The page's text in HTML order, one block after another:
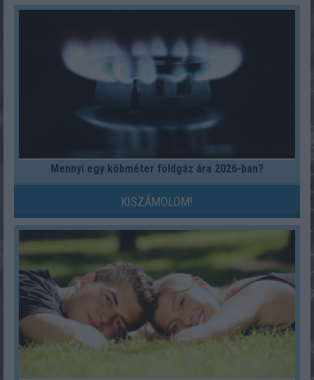
Mennyi egy köbméter földgáz ára 2026-ban?
KISZÁMOLOM!